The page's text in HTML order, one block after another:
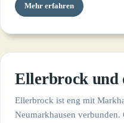
Mehr erfahren
Ellerbrock und
Ellerbrock ist eng mit
Neumarkhausen